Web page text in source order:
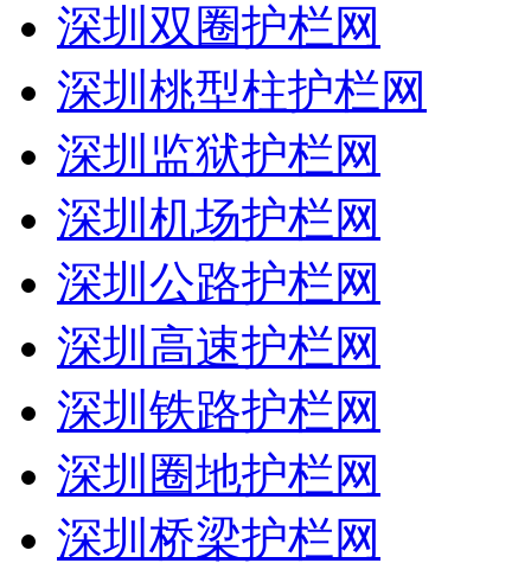
深圳双圈护栏网
深圳桃型柱护栏网
深圳监狱护栏网
深圳机场护栏网
深圳公路护栏网
深圳高速护栏网
深圳铁路护栏网
深圳圈地护栏网
深圳桥梁护栏网